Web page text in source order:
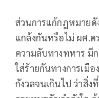
ส่วนการแก้กฎหมายดั
แกล้งกันหรือไม่ ผศ.
ความลับทางทหาร มี
ใส่ร้ายกันทางการเมื
กังวลจนเกินไป ว่าสิ่ง